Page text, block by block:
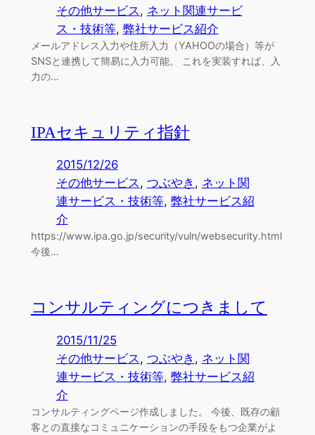
その他サービス , ネット関連サービ
ス・技術等, 弊社サービス紹介
メールアドレス入力や住所入力（YAHOOの場合）等が
SNSと連携して簡易に入力可能。 これを実装すれば、入
力の…
IPAセキュリティ指針
2015/12/26
その他サービス, つぶやき , ネット関
連サービス・技術等, 弊社サービス紹
介
https://www.ipa.go.jp/security/vuln/websecurity.html
今後…
コンサルティングにつきまして
2015/11/25
その他サービス , つぶやき , ネット関
連サービス・技術等, 弊社サービス紹
介
コンサルティングページ作成しました。 今後、既存の顧
客との直接なコミュニケーションの手段をもつ企業がよ